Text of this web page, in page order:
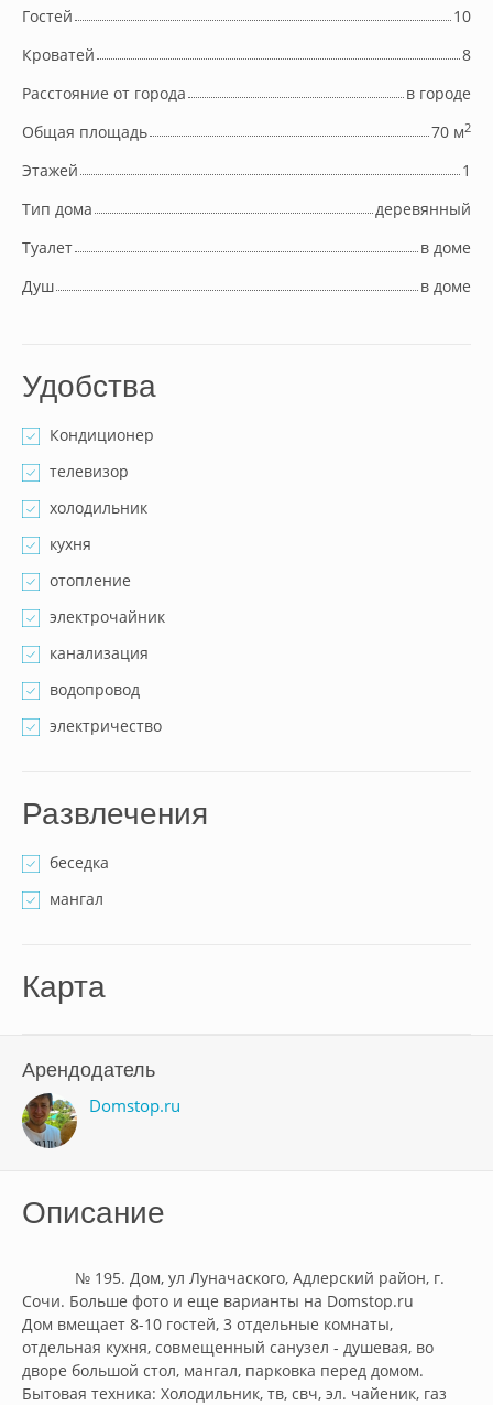
Гостей
10
Кроватей
8
Расстояние от города
в городе
Общая площадь
70 м2
Этажей
1
Тип дома
деревянный
Туалет
в доме
Душ
в доме
Удобства
Кондиционер
телевизор
холодильник
кухня
отопление
электрочайник
канализация
водопровод
электричество
Развлечения
беседка
мангал
Карта
Арендодатель
Domstop.ru
Описание
Сочи. Больше фото и еще варианты на Domstop.ru
Дом вмещает 8-10 гостей, 3 отдельные комнаты,
отдельная кухня, совмещенный санузел - душевая, во
дворе большой стол, мангал, парковка перед домом.
Бытовая техника: Холодильник, тв, свч, эл. чайеник, газ